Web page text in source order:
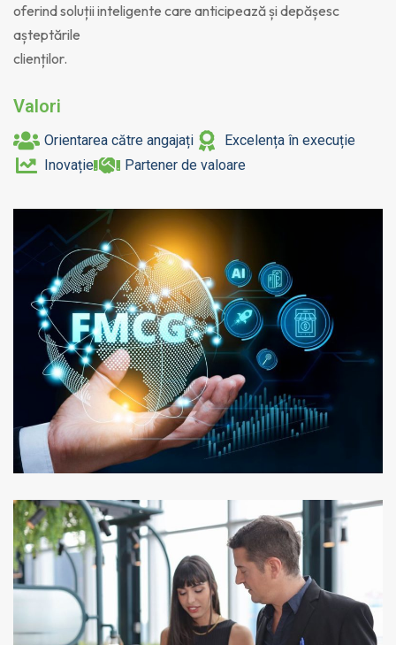
oferind soluții inteligente care anticipează și depășesc
așteptările
clienților.
Valori
Orientarea către angajați
Excelența în execuție
Inovație
Partener de valoare